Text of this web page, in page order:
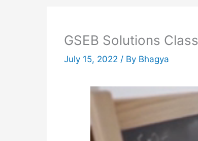
GSEB Solutions
July 15, 2022 / By Bhagya